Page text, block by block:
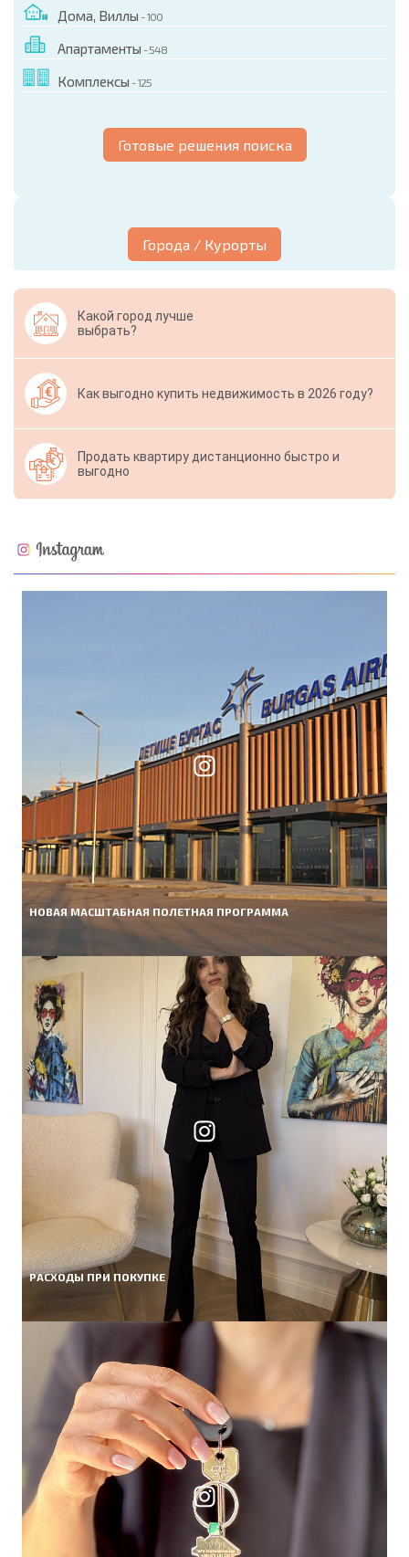
Дома, Виллы - 100
Апартаменты - 548
Комплексы - 125
Готовые решения поиска
Города / Курорты
Какой город лучше
выбрать?
Как выгодно купить недвижимость в 2026 году?
Продать квартиру дистанционно быстро и
выгодно
НОВАЯ МАСШТАБНАЯ ПОЛЕТНАЯ ПРОГРАММА
РАСХОДЫ ПРИ ПОКУПКЕ